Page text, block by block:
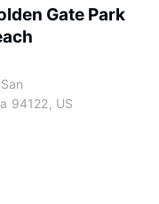
Gate Park
94122, US